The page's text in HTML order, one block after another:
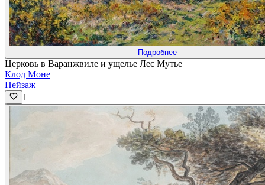
Подробнее
Церковь в Варанжвиле и ущелье Лес Мутье
Клод Моне
Пейзаж
1